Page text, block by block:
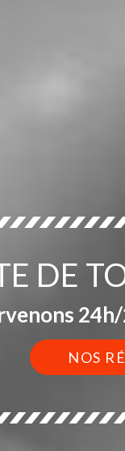
DE
NOS